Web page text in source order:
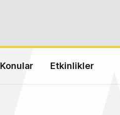
Konular Etkinlikler